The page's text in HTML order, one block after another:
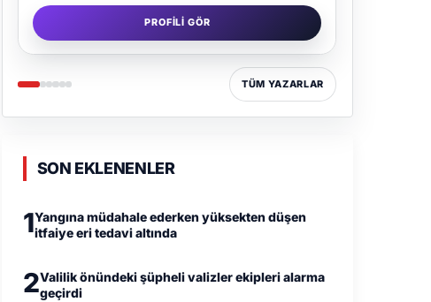
PROFILI GÖR
TÜM YAZARLAR
SON EKLENENLER
1Yangına müdahale ederken yüksekten düşen
itfaiye eri tedavi altında
2Valilik önündeki şüpheli valizler ekipleri alarma
geçirdi